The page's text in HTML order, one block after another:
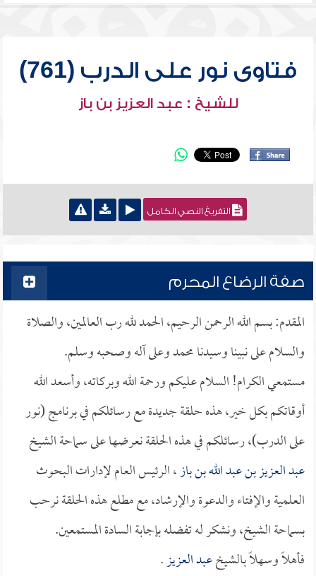
فتاوى نور على الدرب (761)
للشيخ : عبد العزيز بن باز
التفريغ النصي الكامل
صفة الرضاع المحرم
المقدم: بسم الله الرحمن الرحيم، الحمد لله رب العالمين، والصلاة
والسلام على نبينا وسيدنا محمد وعلى آله وصحبه وسلم.
مستمعي الكرام! السلام عليكم ورحمة الله وبركاته، وأسعد الله
أوقاتكم بكل خير، هذه حلقة جديدة مع رسائلكم في برنامج (نور
على الدرب)، رسائلكم في هذه الحلقة نعرضها على سماحة الشيخ
عبد العزيز بن عبد الله بن باز، الرئيس العام لإدارات البحوث
العلمية والإفتاء والدعوة والإرشاد، مع مطلع هذه الحلقة نرحب
بسماحة الشيخ، ونشكر له تفضله بإجابة السادة المستمعين.
فأهلاً وسهلاً بالشيخعبد العزيز.